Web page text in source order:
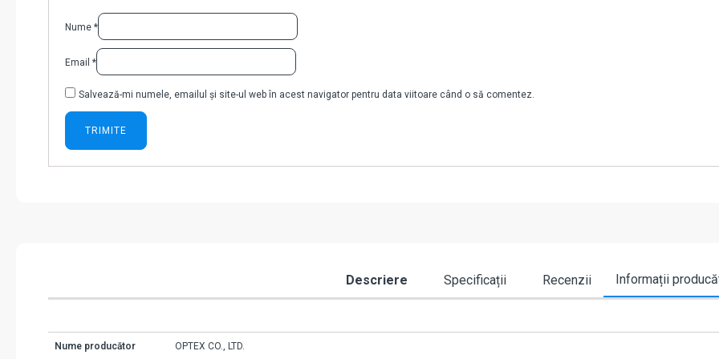
Nume *
Email *
Salvează-mi numele, emailul și site-ul web în acest navigator pentru data viitoare când o să comentez.
Descriere Specificații Recenzii Informații
Nume producător OPTEX CO., LTD.